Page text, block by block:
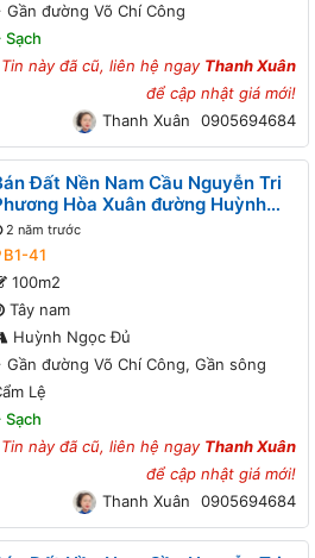
Gần đường Võ Chí Công
Sạch
Tin này đã cũ, liên hệ ngay Thanh Xuân
để cập nhật giá mới!
Thanh Xuân
0905694684
Đất Nền Nam Cầu Nguyễn Tri
Hòa Xuân đường Huỳnh
Đủ B1-41 lô 7x - Gần đường
Chí Công, Gần sông Cẩm Lệ
2 năm trước
B1-41
100m2
Tây nam
Huỳnh Ngọc Đủ
Gần đường Võ Chí Công, Gần sông
Lệ
Sạch
Tin này đã cũ, liên hệ ngay Thanh Xuân
để cập nhật giá mới!
Thanh Xuân
0905694684